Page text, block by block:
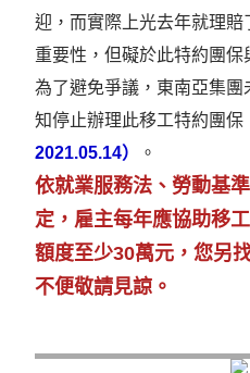
迎，而實際上光去年就理
重要性，但礙於此特約團保
為了避免爭議，東南亞集
知停止辦理此移工特約團保
2021.05.14）
。
依就業服務法、勞動基
定，雇主每年應協助移
額度至少30萬元，您另
不便敬請見諒。